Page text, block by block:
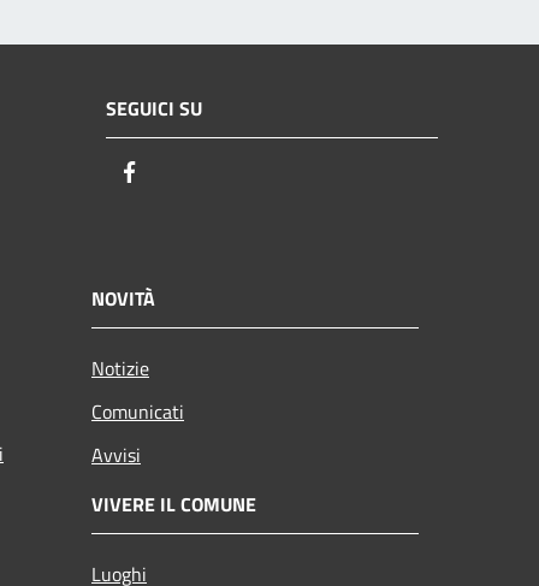
SEGUICI SU
NOVITÀ
Notizie
Comunicati
Avvisi
VIVERE IL COMUNE
Luoghi